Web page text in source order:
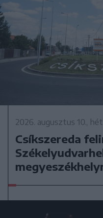
2026. augusztus 10.,
Csíkszereda